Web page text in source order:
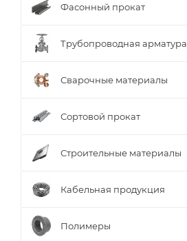
Фасонный прокат
Трубопроводная арматура
Сварочные материалы
Сортовой прокат
Строительные материалы
Кабельная продукция
Полимеры